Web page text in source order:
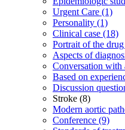
Urgent Care (1)
Personality (1)
Clinical case (18)
Portrait of the
Aspects of
Conversation with
Based on
Discussion
Stroke (8)
Modern aortic
Conference (9)